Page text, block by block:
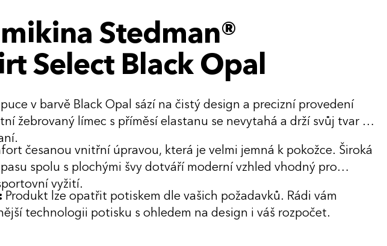
Stedman®
Select Black Opal
v barvě Black Opal sází na čistý design a precizní provedení
žebrovaný límec s příměsí elastanu se nevytahá a drží svůj tvar i
česanou vnitřní úpravou, která je velmi jemná k pokožce. Široká
spolu s plochými švy dotváří moderní vzhled vhodný pro
vyžití.
Produkt lze opatřit potiskem dle vašich požadavků. Rádi vám
technologii potisku s ohledem na design i váš rozpočet.